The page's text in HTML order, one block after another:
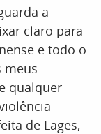
a
claro para
e todo o
meus
qualquer
de Lages,